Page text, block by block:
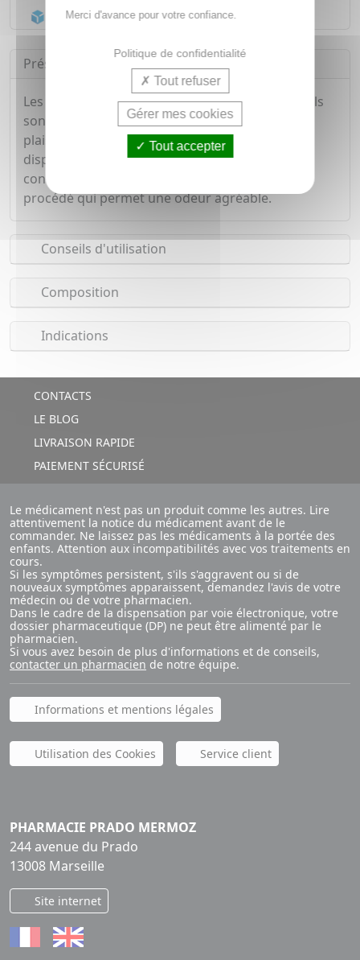
Acheminement Chronoposten 24h*
Présentation
Les préservatifs DUREX sont de largeur 56mm. Ils
sont épais et ultra lubrifiés pour procurer un
plaisir maximal lors des rapports sexuels. Ils
disposent d'un réservoir qui garantit plus de
confort et ils ont été composé à partir d'une
procédé qui permet une odeur agréable.
Conseils d'utilisation
Composition
Indications
CONTACTS
LE BLOG
LIVRAISON RAPIDE
PAIEMENT SÉCURISÉ
Le médicament n'est pas un produit comme les autres. Lire
attentivement la notice du médicament avant de le
commander. Ne laissez pas les médicaments à la portée des
enfants. Attention aux incompatibilités avec vos traitements en
cours.
Si les symptômes persistent, s'ils s'aggravent ou si de
nouveaux symptômes apparaissent, demandez l'avis de votre
médecin ou de votre pharmacien.
Dans le cadre de la dispensation par voie électronique, votre
dossier pharmaceutique (DP) ne peut être alimenté par le
pharmacien.
Si vous avez besoin de plus d'informations et de conseils,
contacter un pharmacien de notre équipe.
Informations et mentions légales
Utilisation des Cookies Service client
PHARMACIE PRADO MERMOZ
244 avenue du Prado
13008 Marseille
Site internet
Merci d'avance pour votre confiance.
Politique de confidentialité
Tout refuser
Gérer mes cookies
Tout accepter